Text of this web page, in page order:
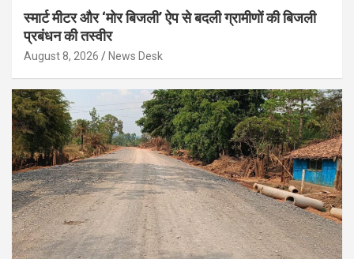
स्मार्ट मीटर और ‘मोर बिजली’ ऐप से बदली ग्रामीणों की बिजली
प्रबंधन की तस्वीर
August 8, 2026 News Desk